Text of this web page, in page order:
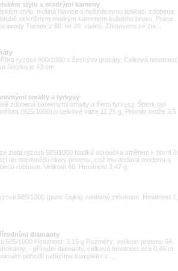
stylu s modrými kameny
stylu, oválná hlavice s hvězdicovou aplikací zdobena
skleněným modrým kamenem kulatého brusu. Práce
Turnov z 60. let 20. století. Zhotoveno ze zla ...
ryzosti 900/1000 s českými granáty. Celková hmotnost
řetízku je 43 cm.
smalty a tyrkysy
zdobená barevnými smalty a třemi tyrkysy. Šperk byl
(925/1000),o celkové váze 11,25 g. Průměr brože 3,5
zlata ryzosti 585/1000 hladká obroučka směrem k horní
do masivnější hlavy prstenu, což mu dodává moderní a
rubínem. Velikost 66. Hmotnost 3,47 g.
585/1000 (punc čejka) zdobený zirkonem. Hmotnost
diamanty
585/1000 Hmotnost: 3,15 g Rozměry: velikost prstenu 54,
- přírodní diamanty, celková hmotnost cca 0,45 ct
pohodlí nabízíme kompletní z ...